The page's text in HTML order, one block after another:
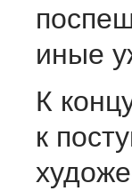
иные
К
к